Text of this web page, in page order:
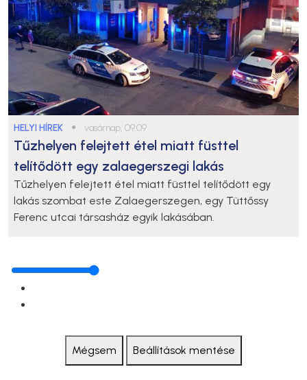
HELYI HÍREK ● vasárnap, 09:09
Tűzhelyen felejtett étel miatt füsttel
telítődött egy zalaegerszegi lakás
Tűzhelyen felejtett étel miatt füsttel telítődött egy
lakás szombat este Zalaegerszegen, egy Tüttőssy
Ferenc utcai társasház egyik lakásában.
Mégsem Beállítások mentése